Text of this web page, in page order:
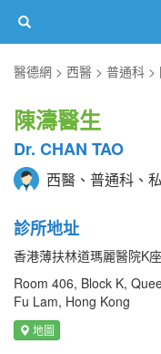
醫德網
西醫 普通科
陳濤醫生
Dr. CHAN TAO
西醫、普通科、
診所地址
香港薄扶林道瑪麗醫院K
Room 406, Block K,
Fu Lam, Hong Kong
地圖